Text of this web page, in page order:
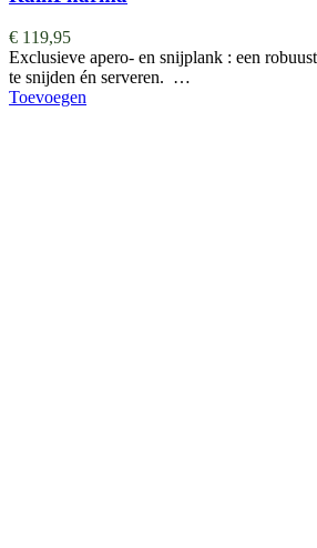
€ 119,95
Exclusieve apero- en snijplank : een
te snijden én serveren. …
Toevoegen